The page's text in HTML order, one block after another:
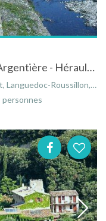
Maison de village à Villemagne-l'Argentière - Hérault - Languedoc-Roussillon
Roussillon, Occitanie, France
personnes